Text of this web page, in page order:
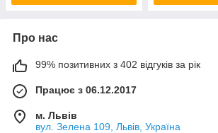
Про нас
99% позитивних з 402 відгуків за рік
Працює з 06.12.2017
м. Львів
вул. Зелена 109, Львів, Україна